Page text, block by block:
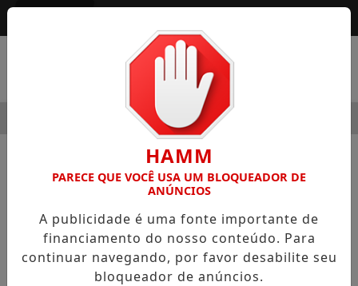
HOSPITAL SAMARITANO
SEGURANÇA PÚBLICA
Policiais militares realizam sonho
de um menino
Jotão é uma criança encantadora e sonha
em ser policial militar
HAMM
PARECE QUE VOCÊ USA UM BLOQUEADOR DE
ANÚNCIOS
A publicidade é uma fonte importante de
financiamento do nosso conteúdo. Para
continuar navegando, por favor desabilite seu
bloqueador de anúncios.